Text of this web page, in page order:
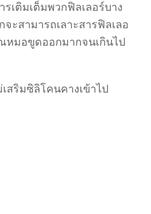
รเติมเต็มพวกฟิลเลอร์บาง
ะสามารถเลาะสารฟิลเลอ
หมอขูดออกมากจนเกินไป
ริมซิลิโคนคางเข้าไป